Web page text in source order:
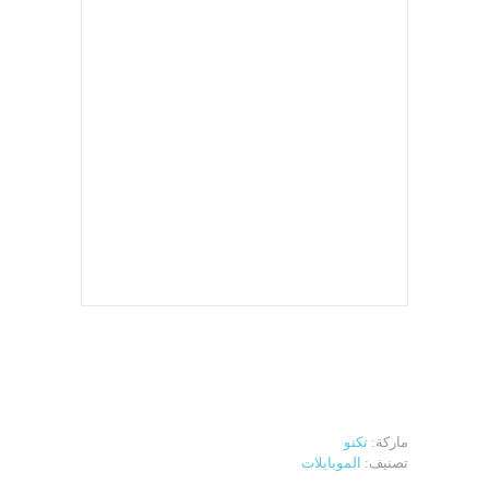
ماركة: تكنو
تصنيف: الموبايلات